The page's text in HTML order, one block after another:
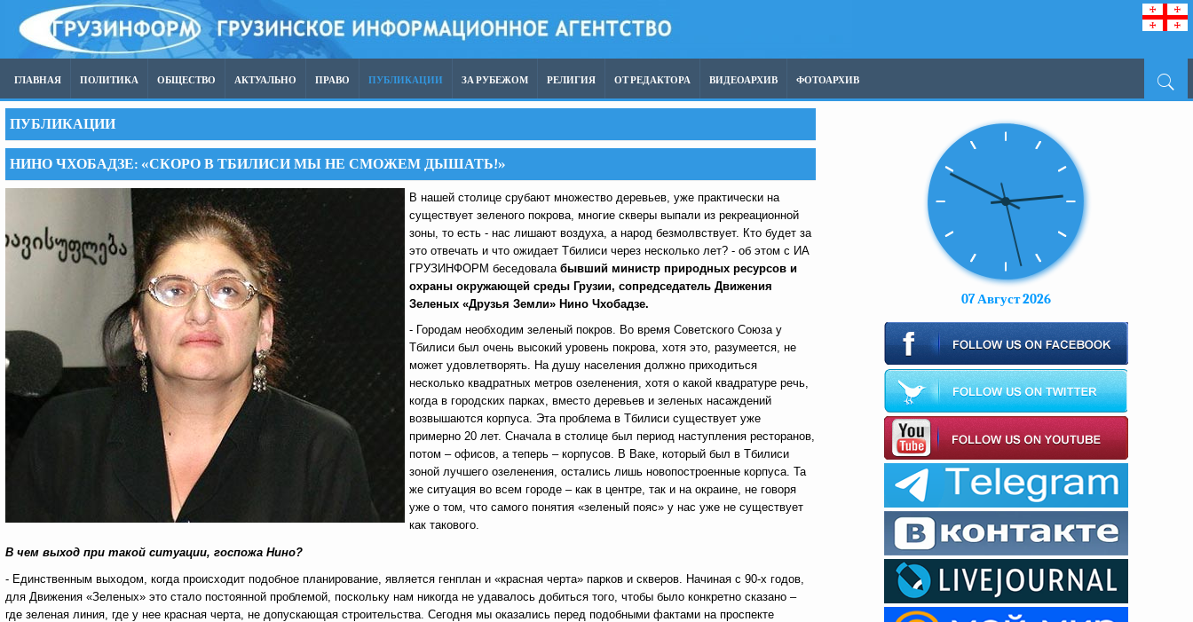
ГЛАВНАЯ ПОЛИТИКА ОБЩЕСТВО АКТУАЛЬНО ПРАВО ПУБЛИКАЦИИ ЗА РУБЕЖОМ РЕЛИГИЯ ОТ РЕДАКТОРА ВИДЕОАРХИВ ФОТОАРХИВ
ПУБЛИКАЦИИ
НИНО ЧХОБАДЗЕ: «СКОРО В ТБИЛИСИ МЫ НЕ СМОЖЕМ ДЫШАТЬ!»
В нашей столице срубают множество деревьев, уже практически на
существует зеленого покрова, многие скверы выпали из рекреационной
зоны, то есть - нас лишают воздуха, а народ безмолвствует. Кто будет за
это отвечать и что ожидает Тбилиси через несколько лет? - об этом с ИА
ГРУЗИНФОРМ беседовала бывший министр природных ресурсов и
охраны окружающей среды Грузии, сопредседатель Движения
Зеленых «Друзья Земли» Нино Чхобадзе.
- Городам необходим зеленый покров. Во время Советского Союза у
Тбилиси был очень высокий уровень покрова, хотя это, разумеется, не
может удовлетворять. На душу населения должно приходиться
несколько квадратных метров озеленения, хотя о какой квадратуре речь,
когда в городских парках, вместо деревьев и зеленых насаждений
возвышаются корпуса. Эта проблема в Тбилиси существует уже
примерно 20 лет. Сначала в столице был период наступления ресторанов,
потом – офисов, а теперь – корпусов. В Ваке, который был в Тбилиси
зоной лучшего озеленения, остались лишь новопостроенные корпуса. Та
же ситуация во всем городе – как в центре, так и на окраине, не говоря
уже о том, что самого понятия «зеленый пояс» у нас уже не существует
как такового.
В чем выход при такой ситуации, госпожа Нино?
- Единственным выходом, когда происходит подобное планирование, является генплан и «красная черта» парков и скверов. Начиная с 90-х годов,
для Движения «Зеленых» это стало постоянной проблемой, поскольку нам никогда не удавалось добиться того, чтобы было конкретно сказано –
где зеленая линия, где у нее красная черта, не допускающая строительства. Сегодня мы оказались перед подобными фактами на проспекте
07 Август 2026